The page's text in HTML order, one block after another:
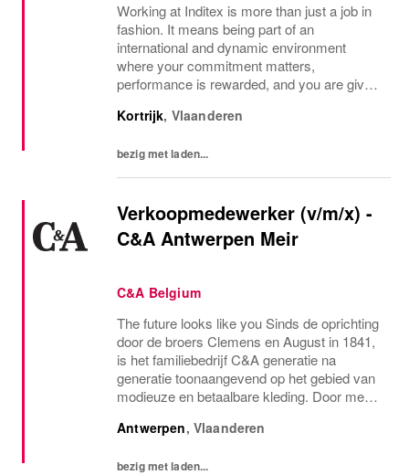
Working at Inditex is more than just a job in
fashion. It means being part of an
international and dynamic environment
where your commitment matters,
performance is rewarded, and you are given
look forward to: Competitive Salary: Your
Kortrijk, Vlaanderen
bezig met laden...
Verkoopmedewerker (v/m/x) -
C&A Antwerpen Meir
C&A Belgium
The future looks like you Sinds de oprichting
door de broers Clemens en August in 1841,
is het familiebedrijf C&A generatie na
generatie toonaangevend op het gebied van
modieuze en betaalbare kleding. Door mens
bepalen wij de toon voor de mode-industrie...
Antwerpen, Vlaanderen
bezig met laden...